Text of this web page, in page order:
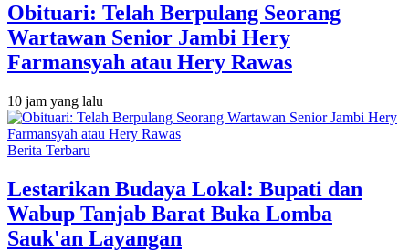
Obituari: Telah Berpulang Seorang
Wartawan Senior Jambi Hery
Farmansyah atau Hery Rawas
10 jam yang lalu
Berita Terbaru
Lestarikan Budaya Lokal: Bupati dan
Wabup Tanjab Barat Buka Lomba
Sauk'an Layangan